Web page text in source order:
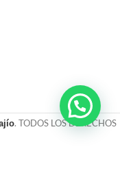
. TODOS LOS DERECHOS